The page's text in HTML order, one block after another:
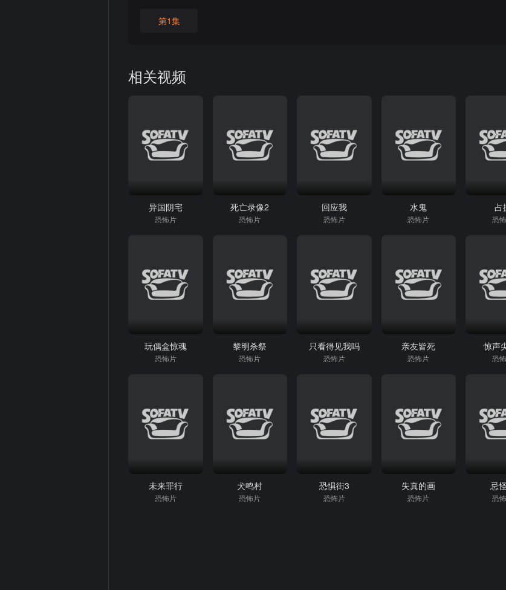
第1集
相关视频
异国阴宅
恐怖片
死亡录像2
恐怖片
回应我
恐怖片
水鬼
恐怖片
占
恐
玩偶盒惊魂
恐怖片
黎明杀祭
恐怖片
只看得见我吗
恐怖片
亲友皆死
恐怖片
惊声
恐
未来罪行
恐怖片
犬鸣村
恐怖片
恐惧街3
恐怖片
失真的画
恐怖片
忌
恐